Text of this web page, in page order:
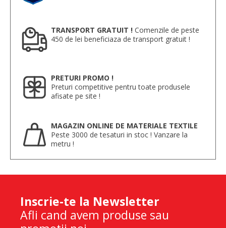
TRANSPORT GRATUIT ! Comenzile de peste
450 de lei beneficiaza de transport gratuit !
PRETURI PROMO !
Preturi competitive pentru toate produsele
afisate pe site !
MAGAZIN ONLINE DE MATERIALE TEXTILE
Peste 3000 de tesaturi in stoc ! Vanzare la
metru !
Inscrie-te la Newsletter
Afli cand avem produse sau